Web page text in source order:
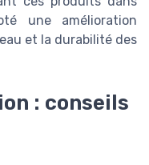
une amélioration
et la durabilité des
: conseils